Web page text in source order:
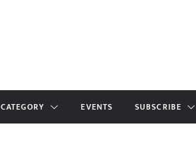
CATEGORY EVENTS SUBSCRIBE